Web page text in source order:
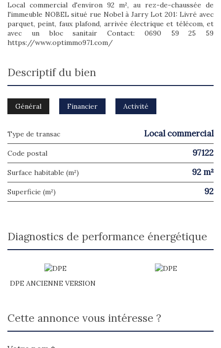
Local commercial d'environ 92 m², au rez-de-chaussée de
l'immeuble NOBEL situé rue Nobel à Jarry Lot 201: Livré avec
parquet, peint, faux plafond, arrivée électrique et télécom, et
avec un bloc sanitair Contact: 0690 59 25 59
https://www.optimmo971.com/
descriptif du bien
Général Financier Activité
Type de transac Local commercial
Code postal 97122
Surface habitable (m²) 92 m²
Superficie (m²) 92
diagnostics de performance énergétique
DPE ANCIENNE VERSION
cette annonce vous intéresse ?